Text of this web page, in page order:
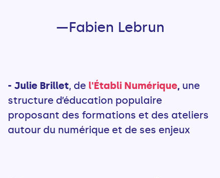
—Fabien Lebrun
- Julie Brillet, de l'Établi Numérique, une
structure d’éducation populaire
proposant des formations et des ateliers
autour du numérique et de ses enjeux